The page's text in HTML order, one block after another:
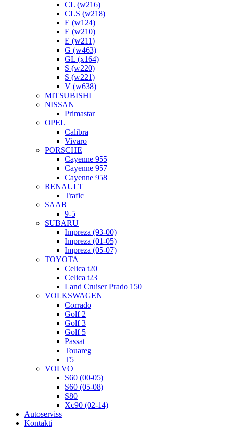
CL (w216)
CLS (w218)
E (w124)
E (w210)
E (w211)
G (w463)
GL (x164)
S (w220)
S (w221)
V (w638)
MITSUBISHI
NISSAN
Primastar
OPEL
Calibra
Vivaro
PORSCHE
Cayenne 955
Cayenne 957
Cayenne 958
RENAULT
Trafic
SAAB
9-5
SUBARU
Impreza (93-00)
Impreza (01-05)
Impreza (05-07)
TOYOTA
Celica t20
Celica t23
Land Cruiser Prado 150
VOLKSWAGEN
Corrado
Golf 2
Golf 3
Golf 5
Passat
Touareg
T5
VOLVO
S60 (00-05)
S60 (05-08)
S80
Xc90 (02-14)
Autoserviss
Kontakti